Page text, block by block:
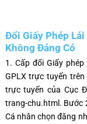
Đổi Giấy Phép
Không Đáng Có
1. Cấp đổi Giấy
GPLX trực tuyến
trực tuyến của Cục
trang-chu.html. Bước
Cá nhân chọn đăng